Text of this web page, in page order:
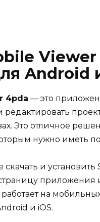
Android
4pda — это
редактировать
Это отличное
нужно иметь
скачать и
приложения
на
и iOS.